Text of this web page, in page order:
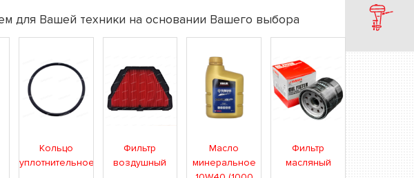
для Вашей техники на основании Вашего выбора
Кольцо
уплотнительное
Фильтр
воздушный
Масло
минеральное
Фильтр
масляный